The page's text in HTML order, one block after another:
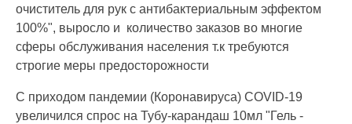
очиститель для рук с антибактериальным эффектом
100%", выросло и количество заказов во многие
сферы обслуживания населения т.к требуются
строгие меры предосторожности
С приходом пандемии (Коронавируса) COVID-19
увеличился спрос на Тубу-карандаш 10мл "Гель -